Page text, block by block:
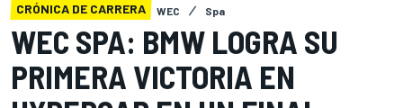
CRÓNICA DE CARRERA WEC Spa
WEC SPA: BMW LOGRA SU
PRIMERA VICTORIA EN